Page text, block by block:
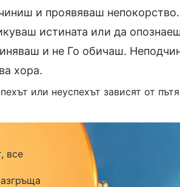
и проявяваш
истината или да
и не Го обичаш.
хора.
или неуспехът зависят от
все